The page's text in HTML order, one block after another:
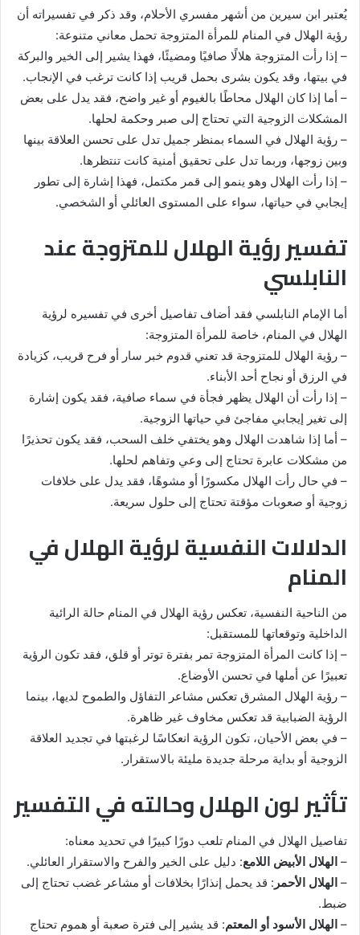
يُعتبر ابن سيرين من أشهر مفسري الأحلام، وقد ذكر في تفسيراته أن
رؤية الهلال في المنام للمرأة المتزوجة تحمل معاني متنوعة:
– إذا رأت المتزوجة هلالًا صافيًا ومضيئًا، فهذا يشير إلى الخير والبركة
في بيتها، وقد يكون بشرى بحمل قريب إذا كانت ترغب في الإنجاب.
– أما إذا كان الهلال محاطًا بالغيوم أو غير واضح، فقد يدل على بعض
المشكلات الزوجية التي تحتاج إلى صبر وحكمة لحلها.
– رؤية الهلال في السماء بمنظر جميل تدل على تحسن العلاقة بينها
وبين زوجها، وربما تدل على تحقيق أمنية كانت تنتظرها.
– إذا رأت الهلال وهو ينمو إلى قمر مكتمل، فهذا إشارة إلى تطور
إيجابي في حياتها، سواء على المستوى العائلي أو الشخصي.
تفسير رؤية الهلال للمتزوجة عند
النابلسي
أما الإمام النابلسي فقد أضاف تفاصيل أخرى في تفسيره لرؤية
الهلال في المنام، خاصة للمرأة المتزوجة:
– رؤية الهلال للمتزوجة قد تعني قدوم خبر سار أو فرح قريب، كزيادة
في الرزق أو نجاح أحد الأبناء.
– إذا رأت أن الهلال يظهر فجأة في سماء صافية، فقد يكون إشارة
إلى تغير إيجابي مفاجئ في حياتها الزوجية.
– أما إذا شاهدت الهلال وهو يختفي خلف السحب، فقد يكون تحذيرًا
من مشكلات عابرة تحتاج إلى وعي وتفاهم لحلها.
– في حال رأت الهلال مكسورًا أو مشوهًا، فقد يدل على خلافات
زوجية أو صعوبات مؤقتة تحتاج إلى حلول سريعة.
الدلالات النفسية لرؤية الهلال في
المنام
من الناحية النفسية، تعكس رؤية الهلال في المنام حالة الرائية
الداخلية وتوقعاتها للمستقبل:
– إذا كانت المرأة المتزوجة تمر بفترة توتر أو قلق، فقد تكون الرؤية
تعبيرًا عن أملها في تحسن الأوضاع.
– رؤية الهلال المشرق تعكس مشاعر التفاؤل والطموح لديها، بينما
الرؤية الضبابية قد تعكس مخاوف غير ظاهرة.
– في بعض الأحيان، تكون الرؤية انعكاسًا لرغبتها في تجديد العلاقة
الزوجية أو بداية مرحلة جديدة مليئة بالاستقرار.
تأثير لون الهلال وحالته في التفسير
تفاصيل الهلال في المنام تلعب دورًا كبيرًا في تحديد معناه:
– الهلال الأبيض اللامع: دليل على الخير والفرح والاستقرار العائلي.
– الهلال الأحمر : قد يحمل إنذارًا بخلافات أو مشاعر غضب تحتاج إلى
ضبط.
– الهلال الأسود أو المعتم: قد يشير إلى فترة صعبة أو هموم تحتاج